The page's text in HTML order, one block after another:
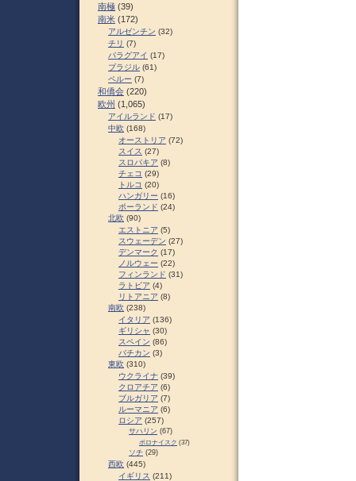
南極 (39)
南米 (172)
アルゼンチン (32)
チリ (7)
パラグアイ (17)
ブラジル (61)
ペルー (7)
和僑会 (220)
欧州 (1,065)
アイルランド (17)
中欧 (168)
オーストリア (72)
スイス (27)
スロパキア (8)
チェコ (29)
トルコ (20)
ハンガリー (16)
ポーランド (24)
北欧 (90)
エストニア (5)
スウェーデン (27)
デンマーク (17)
ノルウェー (22)
フィンランド (31)
ラトビア (4)
リトアニア (8)
南欧 (238)
イタリア (136)
ギリシャ (30)
スペイン (86)
バチカン (3)
東欧 (310)
ウクライナ (39)
クロアチア (6)
ブルガリア (7)
ルーマニア (6)
ロシア (257)
サハリン (67)
ポロナイスク (37)
ソチ (29)
西欧 (445)
イギリス (211)